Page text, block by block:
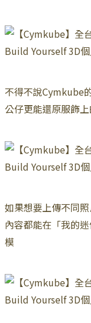
不得不說Cymkube
公仔更能還原服飾
如果想要上傳不同
內容都能在「我的
模